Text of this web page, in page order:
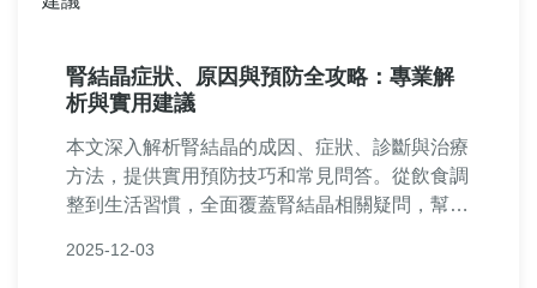
腎結晶症狀、原因與預防全攻略：專業解
析與實用建議
本文深入解析腎結晶的成因、症狀、診斷與治療
方法，提供實用預防技巧和常見問答。從飲食調
整到生活習慣，全面覆蓋腎結晶相關疑問，幫助
學知識，適合有疑慮的讀者參考。
2025-12-03